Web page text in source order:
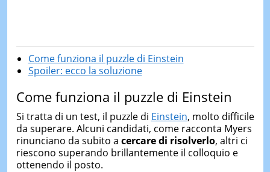
Come funziona il puzzle di Einstein
Spoiler: ecco la soluzione
Come funziona il puzzle di Einstein
Si tratta di un test, il puzzle di Einstein, molto difficile
da superare. Alcuni candidati, come racconta Myers
rinunciano da subito a cercare di risolverlo, altri ci
riescono superando brillantemente il colloquio e
ottenendo il posto.